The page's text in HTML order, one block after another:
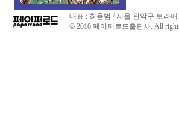
대표 : 최용범 / 서울 관악구 보라
© 2010 페이퍼로드출판사. All